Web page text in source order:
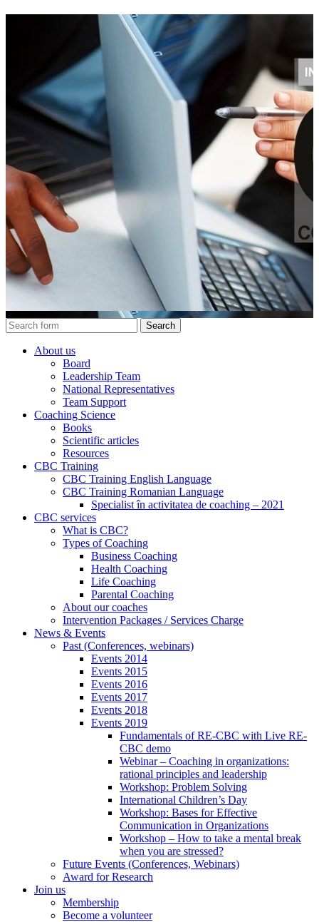
About us
Board
Leadership Team
National Representatives
Team Support
Coaching Science
Books
Scientific articles
Resources
CBC Training
CBC Training English Language
CBC Training Romanian Language
Specialist în activitatea de coaching – 2021
CBC services
What is CBC?
Types of Coaching
Business Coaching
Health Coaching
Life Coaching
Parental Coaching
About our coaches
Intervention Packages / Services Charge
News & Events
Past (Conferences, webinars)
Events 2014
Events 2015
Events 2016
Events 2017
Events 2018
Events 2019
Fundamentals of RE-CBC with Live RE-
CBC demo
Webinar – Coaching in organizations:
rational principles and leadership
Workshop: Problem Solving
International Children’s Day
Workshop: Bases for Effective
Communication in Organizations
Workshop – How to take a mental break
when you are stressed?
Future Events (Conferences, Webinars)
Award for Research
Join us
Membership
Become a volunteer